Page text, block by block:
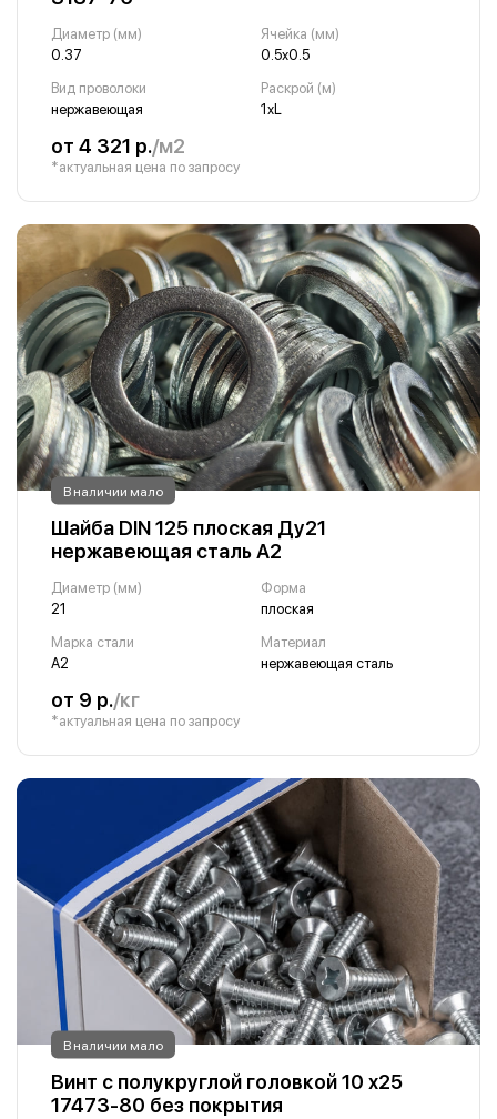
Диаметр (мм)
0.37
Ячейка (мм)
0.5х0.5
Вид проволоки
нержавеющая
Раскрой (м)
1хL
от 4 321 р./м2
*актуальная цена по запросу
В наличии мало
Шайба DIN 125 плоская Ду21
нержавеющая сталь А2
Диаметр (мм)
21
Форма
плоская
Марка стали
А2
Материал
нержавеющая сталь
от 9 р./кг
*актуальная цена по запросу
В наличии мало
Винт с полукруглой головкой 10 х25
17473-80 без покрытия